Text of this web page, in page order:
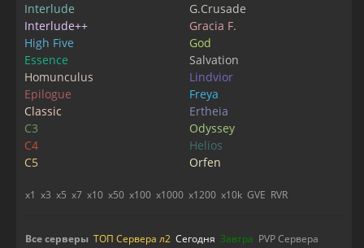
Interlude
Interlude++
High Five
Essence
Homunculus
Epilogue
Classic
C3
C4
C5
G.Crusade
Gracia F.
God
Salvation
Lindvior
Freya
Ertheia
Odyssey
Helios
Orfen
x1 x3 x5 x7 x10 x50 x100 x1000 x1200 x10k GVE RVR
Все серверы ТОП Сервера л2 Сегодня Завтра PVP Сервера